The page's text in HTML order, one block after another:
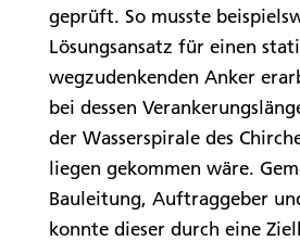
geprüft. So musste
Lösungsansatz für einen
wegzudenkenden Anker
bei dessen
der Wasserspirale des
liegen gekommen wäre.
Bauleitung, Auftraggeber
konnte dieser durch eine